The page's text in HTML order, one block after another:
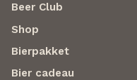
Beer Club
Shop
Bierpakket
Bier cadeau